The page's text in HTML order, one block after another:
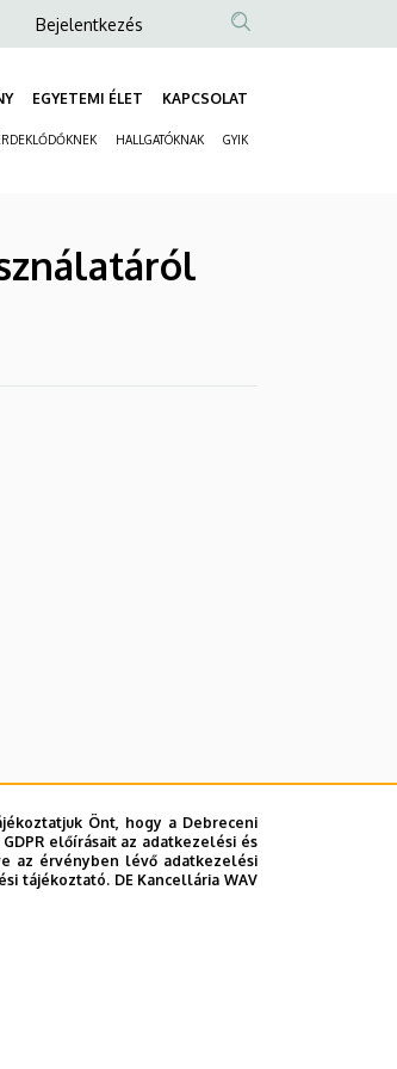
Anonim
fiók
menüje
Bejelentkezés
EGYETEMI ÉLET KAPCSOLAT
HALLGATÓKNAK GYIK
Önt, hogy a Debreceni
előírásait az adatkezelési és
az érvényben lévő adatkezelési
tájékoztató. DE Kancellária WAV